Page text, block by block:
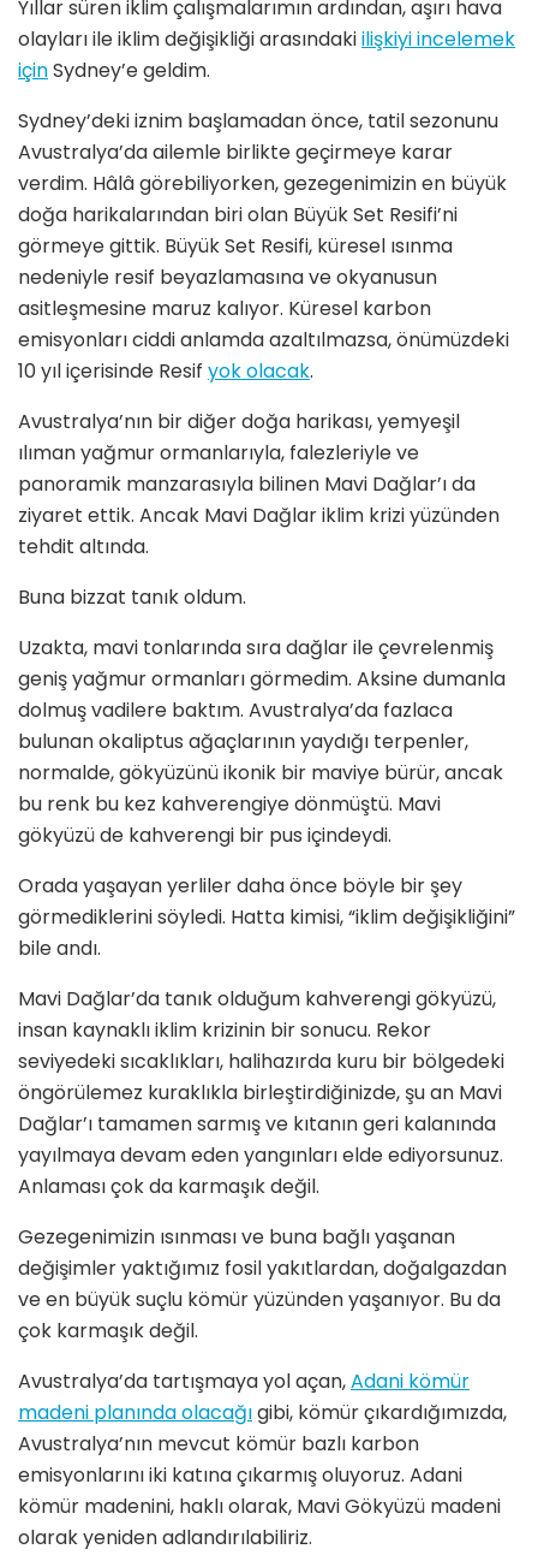
Yıllar süren iklim çalışmalarımın ardından, aşırı hava
olayları ile iklim değişikliği arasındakiilişkiyi incelemek
içinSydney’e geldim.
Sydney’deki iznim başlamadan önce, tatil sezonunu
Avustralya’da ailemle birlikte geçirmeye karar
verdim. Hâlâ görebiliyorken, gezegenimizin en büyük
doğa harikalarından biri olan Büyük Set Resifi’ni
görmeye gittik. Büyük Set Resifi, küresel ısınma
nedeniyle resif beyazlamasına ve okyanusun
asitleşmesine maruz kalıyor. Küresel karbon
emisyonları ciddi anlamda azaltılmazsa, önümüzdeki
10 yıl içerisinde Resif yok olacak.
Avustralya’nın bir diğer doğa harikası, yemyeşil
ılıman yağmur ormanlarıyla, falezleriyle ve
panoramik manzarasıyla bilinen Mavi Dağlar’ı da
ziyaret ettik. Ancak Mavi Dağlar iklim krizi yüzünden
tehdit altında.
Buna bizzat tanık oldum.
Uzakta, mavi tonlarında sıra dağlar ile çevrelenmiş
geniş yağmur ormanları görmedim. Aksine dumanla
dolmuş vadilere baktım. Avustralya’da fazlaca
bulunan okaliptus ağaçlarının yaydığı terpenler,
normalde, gökyüzünü ikonik bir maviye bürür, ancak
bu renk bu kez kahverengiye dönmüştü. Mavi
gökyüzü de kahverengi bir pus içindeydi.
Orada yaşayan yerliler daha önce böyle bir şey
görmediklerini söyledi. Hatta kimisi, “iklim değişikliğini”
bile andı.
Mavi Dağlar’da tanık olduğum kahverengi gökyüzü,
insan kaynaklı iklim krizinin bir sonucu. Rekor
seviyedeki sıcaklıkları, halihazırda kuru bir bölgedeki
öngörülemez kuraklıkla birleştirdiğinizde, şu an Mavi
Dağlar’ı tamamen sarmış ve kıtanın geri kalanında
yayılmaya devam eden yangınları elde ediyorsunuz.
Anlaması çok da karmaşık değil.
Gezegenimizin ısınması ve buna bağlı yaşanan
değişimler yaktığımız fosil yakıtlardan, doğalgazdan
ve en büyük suçlu kömür yüzünden yaşanıyor. Bu da
çok karmaşık değil.
Avustralya’da tartışmaya yol açan,Adani kömür
madeni planında olacağıgibi, kömür çıkardığımızda,
Avustralya’nın mevcut kömür bazlı karbon
emisyonlarını iki katına çıkarmış oluyoruz. Adani
kömür madenini, haklı olarak, Mavi Gökyüzü madeni
olarak yeniden adlandırılabiliriz.